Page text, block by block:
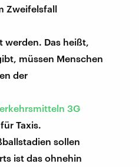
Zweifelsfall
werden. Das heißt,
müssen Menschen
der
3G
Taxis.
sollen
ist das ohnehin